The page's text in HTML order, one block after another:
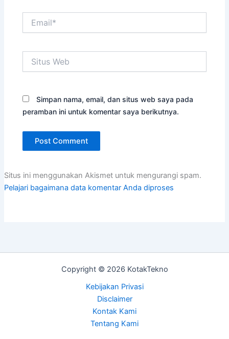
Web
Simpan nama, email, dan situs web saya pada
peramban ini untuk komentar saya berikutnya.
Situs ini menggunakan Akismet untuk mengurangi spam.
Pelajari bagaimana data komentar Anda diproses
Copyright © 2026 KotakTekno
Kebijakan Privasi
Disclaimer
Kontak Kami
Tentang Kami